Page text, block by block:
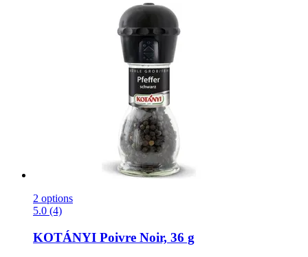
2 options
5.0 (4)
KOTÁNYI Poivre Noir, 36 g